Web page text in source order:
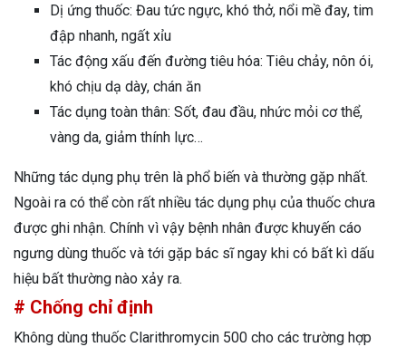
Dị ứng thuốc: Đau tức ngực, khó thở, nổi mề đay, tim
đập nhanh, ngất xỉu
Tác động xấu đến đường tiêu hóa: Tiêu chảy, nôn ói,
khó chịu dạ dày, chán ăn
Tác dụng toàn thân: Sốt, đau đầu, nhức mỏi cơ thể,
vàng da, giảm thính lực…
Những tác dụng phụ trên là phổ biến và thường gặp nhất.
Ngoài ra có thể còn rất nhiều tác dụng phụ của thuốc chưa
được ghi nhận. Chính vì vậy bệnh nhân được khuyến cáo
ngưng dùng thuốc và tới gặp bác sĩ ngay khi có bất kì dấu
hiệu bất thường nào xảy ra.
# Chống chỉ định
Không dùng thuốc Clarithromycin 500 cho các trường hợp